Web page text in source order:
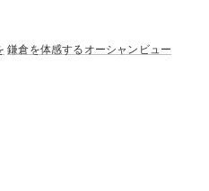
鎌倉を体感するオーシャンビュー